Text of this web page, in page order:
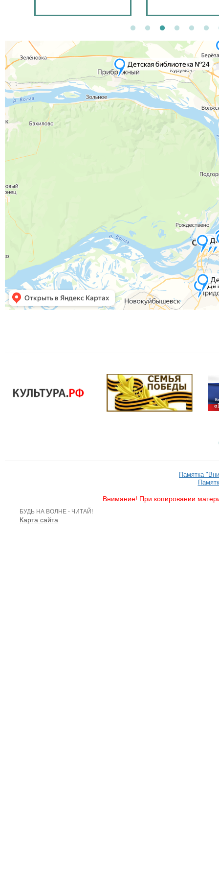
Памятка
Внимание! При копировании
БУДЬ НА ВОЛНЕ - ЧИТАЙ!
Карта сайта